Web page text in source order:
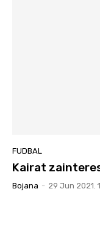
FUDBAL
Kairat
Bojana - 29 Jun 2021.